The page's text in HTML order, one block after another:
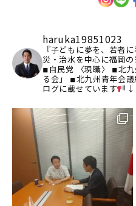
haruka19851023
『子どもに夢を、若者
災・治水を中心に福岡
◾︎自民党 〈現職〉 ◾︎北
る会」
◾︎北九州青年会
ログに載せています